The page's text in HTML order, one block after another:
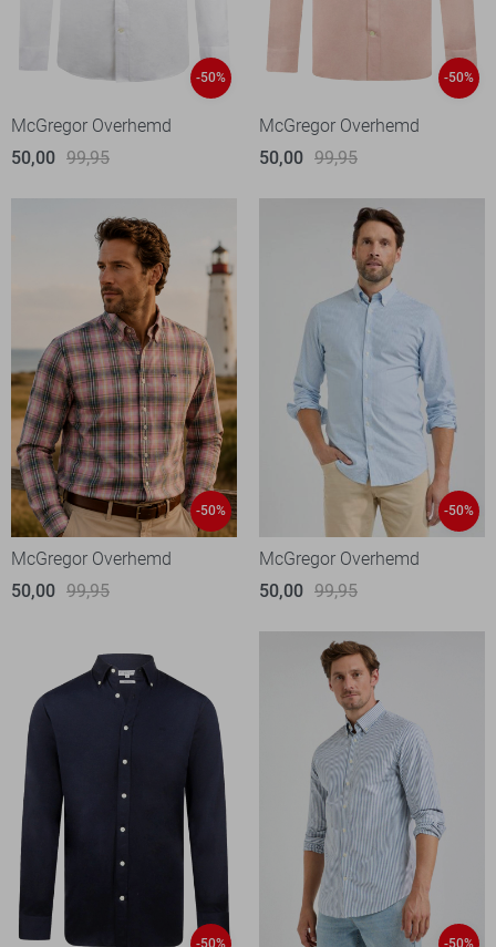
-50%
McGregor Overhemd
50,00 99,95
-50%
McGregor Overhemd
50,00 99,95
-50%
McGregor Overhemd
50,00 99,95
-50%
McGregor Overhemd
50,00 99,95
-50% -50%